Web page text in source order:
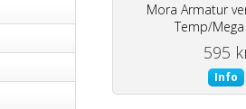
Mora Armatur
Temp/
595
Info